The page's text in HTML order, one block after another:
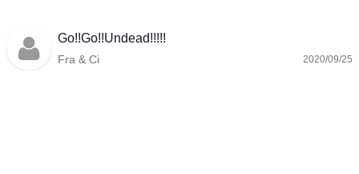
Go!!Go!!Undead!!!!!
Fra & Ci 2020/09/25